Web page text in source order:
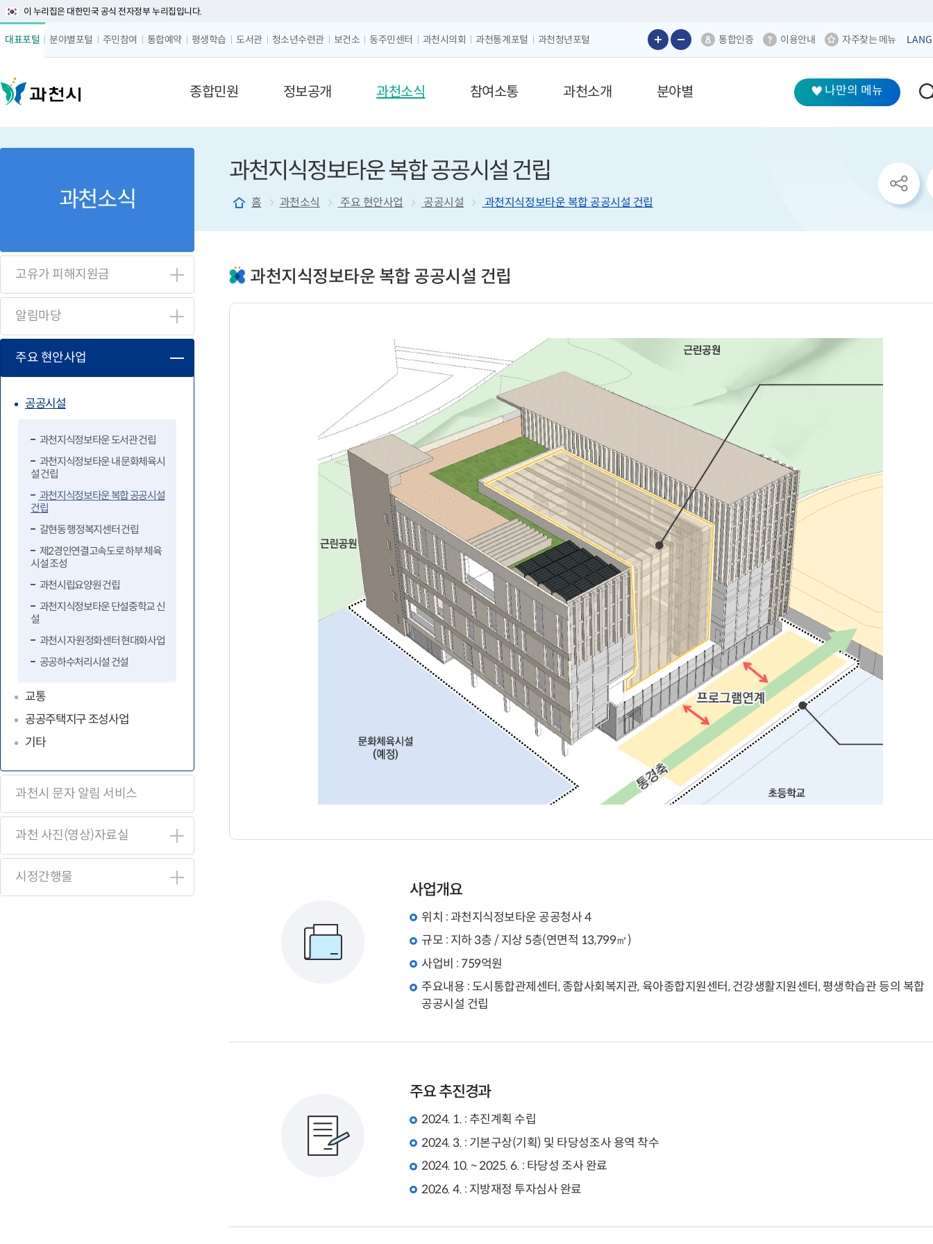
이 누리집은 대한민국 공식 전자정부 누리집입니다.
대표포털 분야별포털 주민참여 통합예약 평생학습 도서관 청소년수련관 보건소 동주민센터 과천시의회 과천통계포털 과천청년포털
글자 크게보기
글자 작게보기 통합인증 이용안내 자주찾는 메뉴
메뉴 구성
종합민원 정보공개 과천소식 참여소통 과천소개 분야별 나만의 메뉴
과천소식
고유가 피해지원금
알림마당
주요 현안사업
공공시설
과천지식정보타운 도서관 건립
과천지식정보타운 내 문화체육시
설 건립
과천지식정보타운 복합 공공시설
건립
갈현동 행정복지센터 건립
제2경인연결고속도로 하부 체육
시설 조성
과천시립요양원 건립
과천지식정보타운 단설중학교 신
설
과천시 자원정화센터 현대화사업
공공하수처리시설 건설
교통
공공주택지구 조성사업
기타
과천시 문자 알림 서비스
과천 사진(영상)자료실
시정간행물
과천지식정보타운 복합 공공시설 건립
홈 과천소식 주요 현안사업 공공시설 과천지식정보타운 복합 공공시설 건립
sns
공
유
리
과천지식정보타운 복합 공공시설 건립
사업개요
위치 : 과천지식정보타운 공공청사 4
규모 : 지하 3층 / 지상 5층(연면적 13,799㎡)
사업비 : 759억원
주요내용 : 도시통합관제센터, 종합사회복지관, 육아종합지원센터, 건강생활지원센터, 평생학습관 등의 복합
공공시설 건립
주요 추진경과
2024. 1. : 추진계획 수립
2024. 3. : 기본구상(기획) 및 타당성조사 용역 착수
2024. 10. ~ 2025. 6. : 타당성 조사 완료
2026. 4. : 지방재정 투자심사 완료